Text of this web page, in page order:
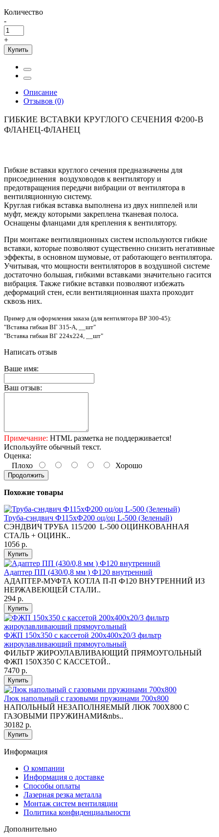
Количество
-
+
Купить
Описание
Отзывов (0)
ГИБКИЕ ВСТАВКИ КРУГЛОГО СЕЧЕНИЯ Ф200-B
ФЛАНЕЦ-ФЛАНЕЦ
Гибкие вставки круглого сечения предназначены для
присоединения воздуховодов к вентилятору и
предотвращения передачи вибрации от вентилятора в
вентиляционную систему.
Круглая гибкая вставка выполнена из двух ниппелей или
муфт, между которыми закреплена тканевая полоса.
Оснащены фланцами для крепления к вентилятору.
При монтаже вентиляционных систем используются гибкие
вставки, которые позволяют существенно снизить негативные
эффекты, в основном шумовые, от работающего вентилятора.
Учитывая, что мощности вентиляторов в воздушной системе
достаточно большая, гибкими вставками значительно гасится
вибрация. Также гибкие вставки позволяют избежать
деформаций стен, если вентиляционная шахта проходит
сквозь них.
Пример для оформления заказа (для вентилятора ВР 300-45):
"Вставка гибкая ВГ 315-А, __шт"
"Вставка гибкая ВГ 224x224, __шт"
Написать отзыв
Ваше имя:
Ваш отзыв:
Примечание: HTML разметка не поддерживается!
Используйте обычный текст.
Оценка:
Плохо
Хорошо
Продолжить
Похожие товары
Труба-сэндвич Ф115хФ200 оц/оц L-500 (Зеленый)
СЭНДВИЧ ТРУБА 115/200 L-500 ОЦИНКОВАННАЯ
СТАЛЬ + ОЦИНК..
1056 р.
Купить
Адаптер ПП (430/0,8 мм ) Ф120 внутренний
АДАПТЕР-МУФТА КОТЛА П-П Ф120 ВНУТРЕННИЙ ИЗ
НЕРЖАВЕЮЩЕЙ СТАЛИ..
294 р.
Купить
ФЖП 150х350 с кассетой 200х400х20/3 фильтр
жироулавливающий прямоугольный
ФИЛЬТР ЖИРОУЛАВЛИВАЮЩИЙ ПРЯМОУГОЛЬНЫЙ
ФЖП 150Х350 С КАССЕТОЙ..
7470 р.
Купить
Люк напольный с газовыми пружинами 700х800
НАПОЛЬНЫЙ НЕЗАПОЛНЯЕМЫЙ ЛЮК 700Х800 С
ГАЗОВЫМИ ПРУЖИНАМИ&nbs..
30182 р.
Купить
Информация
O компании
Информация о доставке
Способы оплаты
Лазерная резка металла
Монтаж систем вентиляции
Политика конфиденциальности
Дополнительно